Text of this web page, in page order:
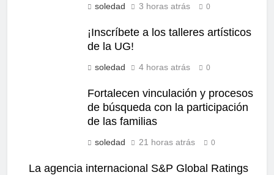
soledad 3 horas atrás 0
¡Inscríbete a los talleres artísticos
de la UG!
soledad 4 horas atrás 0
Fortalecen vinculación y procesos
de búsqueda con la participación
de las familias
soledad 21 horas atrás 0
La agencia internacional S&P Global Ratings